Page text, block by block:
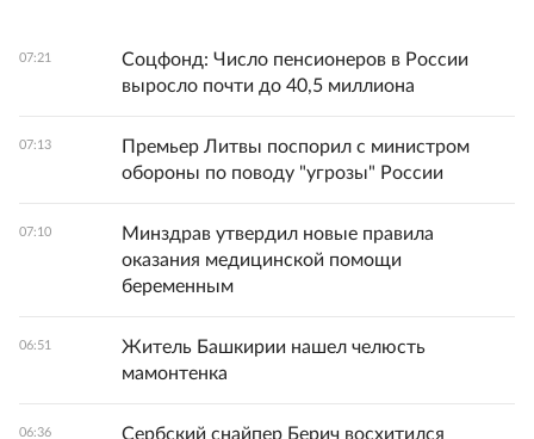
07:21
Соцфонд: Число пенсионеров в России
выросло почти до 40,5 миллиона
07:13
Премьер Литвы поспорил с министром
обороны по поводу "угрозы" России
07:10
Минздрав утвердил новые правила
оказания медицинской помощи
беременным
06:51
Житель Башкирии нашел челюсть
мамонтенка
06:36
Сербский снайпер Берич восхитился